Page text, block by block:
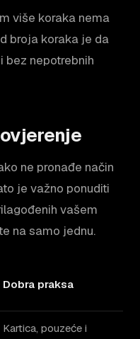
više koraka nema
broja koraka je da
bez nepotrebnih
ne pronađe način
je važno ponuditi
vašem
na samo jednu.
Dobra praksa
Kartica, pouzeće i